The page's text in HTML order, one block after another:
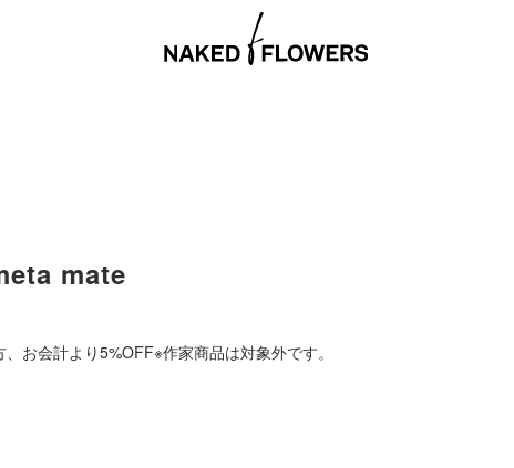
mate
お会計より5%OFF※作家商品は対象外です。